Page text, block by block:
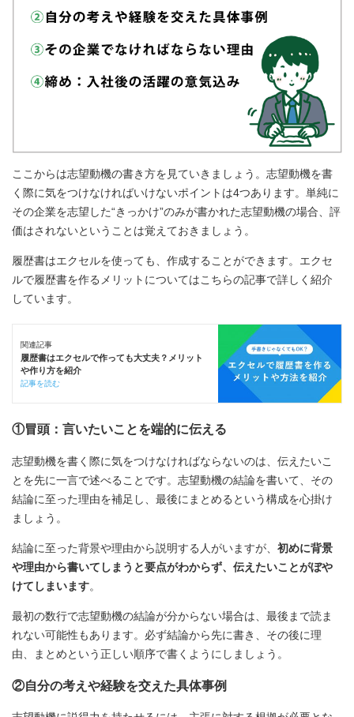
ここからは志望動機の書き方を見ていきましょう。志望動機を書
く際に気をつけなければいけないポイントは4つあります。単純に
その企業を志望した“きっかけ”のみが書かれた志望動機の場合、評
価はされないということは覚えておきましょう。
履歴書はエクセルを使っても、作成することができます。エクセ
ルで履歴書を作るメリットについてはこちらの記事で詳しく紹介
しています。
関連記事
履歴書はエクセルで作っても大丈夫？メリット
や作り方を紹介
記事を読む
①冒頭：言いたいことを端的に伝える
志望動機を書く際に気をつけなければならないのは、伝えたいこ
とを先に一言で述べることです。志望動機の結論を書いて、その
結論に至った理由を補足し、最後にまとめるという構成を心掛け
ましょう。
結論に至った背景や理由から説明する人がいますが、 初めに背景
や理由から書いてしまうと要点がわからず、伝えたいことがぼや
けてしまいます。
最初の数行で志望動機の結論が分からない場合は、最後まで読ま
れない可能性もあります。必ず結論から先に書き、その後に理
由、まとめという正しい順序で書くようにしましょう。
②自分の考えや経験を交えた具体事例